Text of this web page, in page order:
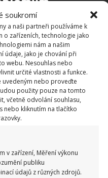
soukromí
a naši partneři používáme k
zařízeních, technologie jako
nám a našim
údaje, jako je chování při
webu. Nesouhlas nebo
určité vlastnosti a funkce.
uvedeným nebo proveďte
použity pouze na tomto
včetně odvolání souhlasu,
nebo kliknutím na tlačítko
v zařízení, Měření výkonu
publiku
údajů z různých zdrojů.
jak těmto
Každé tři dny měňte
se před
obličej a ruce.
zakrývejte přes den
a všimnete si, že